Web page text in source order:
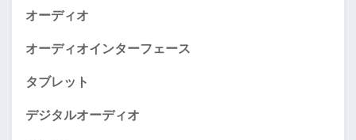
オーディオ
オーディオインターフェース
タブレット
デジタルオーディオ